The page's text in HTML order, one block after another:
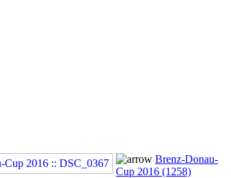
Brenz-Donau-
Cup 2016 (1258)